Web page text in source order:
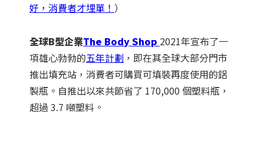
好，消費者才埋單！ ）
全球B型企業The Body Shop 2021年宣布了一
項雄心勃勃的五年計劃 ，即在其全球大部分門市
推出填充站，消費者可購買可填裝再度使用的鋁
製瓶。自推出以來共節省了 170,000 個塑料瓶，
超過 3.7 噸塑料。